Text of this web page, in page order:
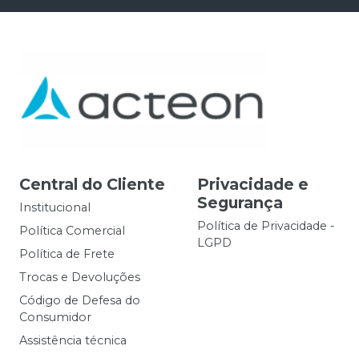
Central do Cliente
Institucional
Política Comercial
Política de Frete
Trocas e Devoluções
Código de Defesa do
Consumidor
Assistência técnica
Privacidade e
Segurança
Política de Privacidade -
LGPD